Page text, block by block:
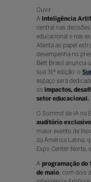
Ouvir
AInteligência
central nas
educacional e nas
Atenta ao papel
desempenha no
Bett Brasil anuncia
sua 31ª edição: o
espaço será
os impactos,
setor educacional.
O Summit de IA na
auditório
maior evento de
da América Latina,
Expo Center Norte,
A programação do
de maio, com dois